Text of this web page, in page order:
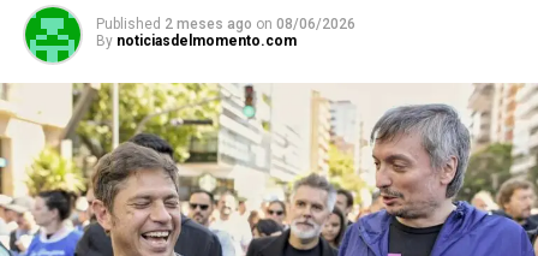
Published 2 meses ago on 08/06/2026
By noticiasdelmomento.com